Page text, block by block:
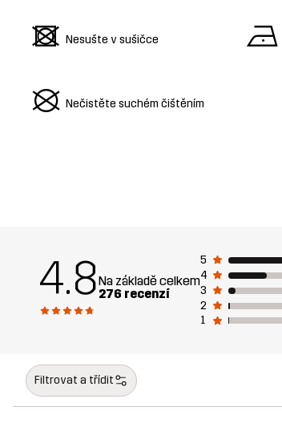
d Nesušte v sušičce n
U Nečistěte suchém čištěním
4.8Na základě celkem
276 recenzí
5
4
3
2
1
Filtrovat a třídit